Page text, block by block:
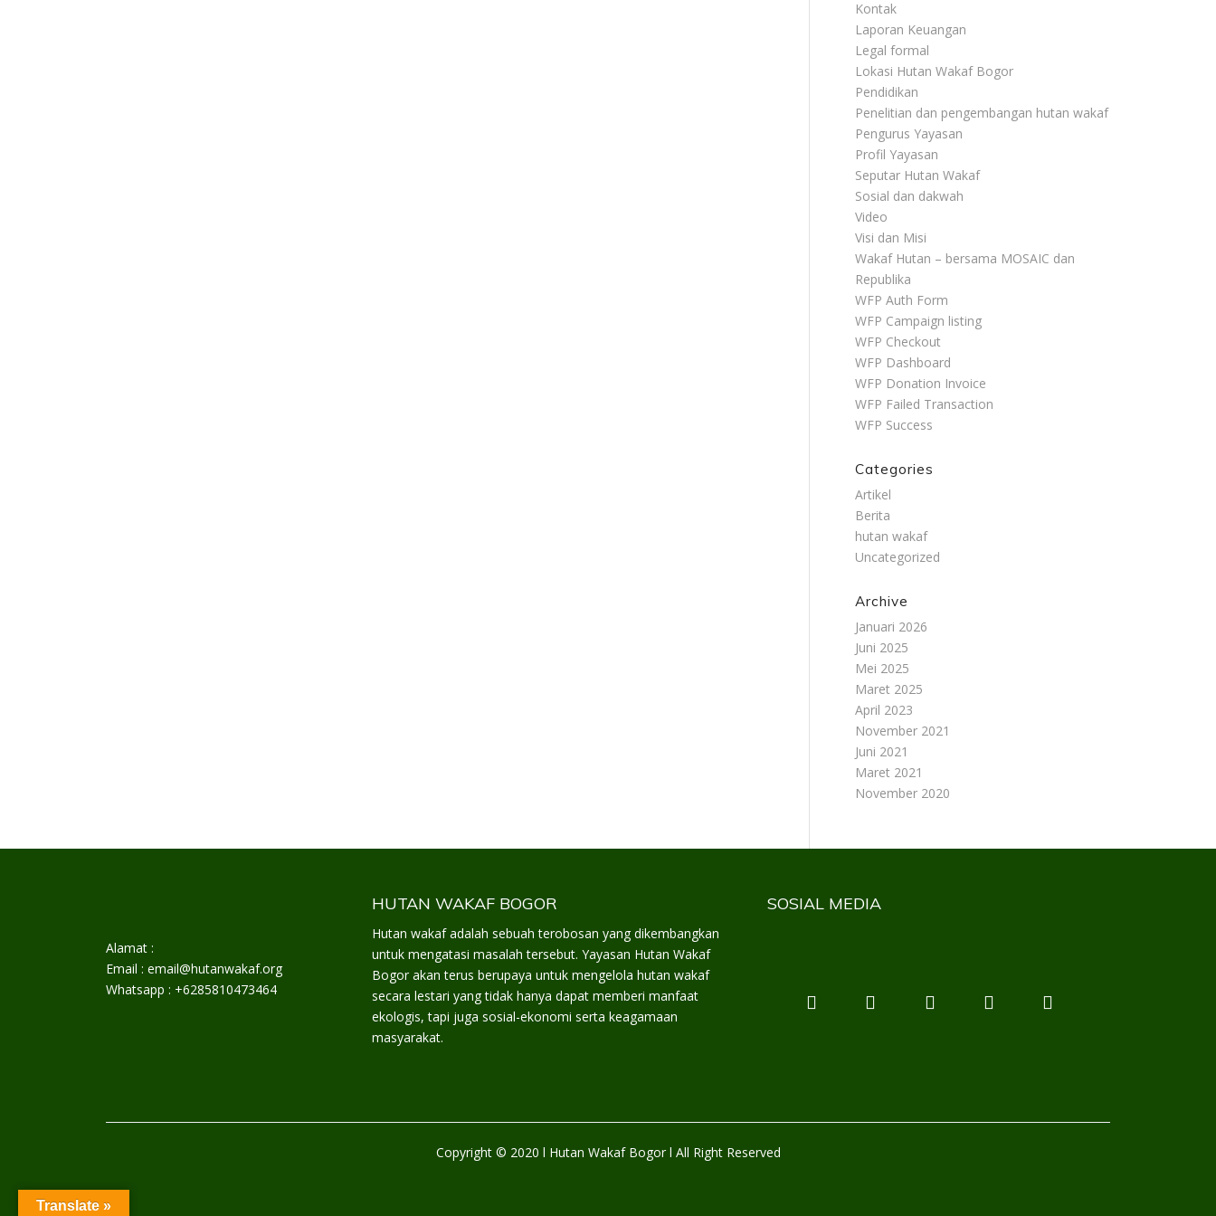
Kontak
Laporan Keuangan
Legal formal
Lokasi Hutan Wakaf Bogor
Pendidikan
Penelitian dan pengembangan hutan wakaf
Pengurus Yayasan
Profil Yayasan
Seputar Hutan Wakaf
Sosial dan dakwah
Video
Visi dan Misi
Wakaf Hutan – bersama MOSAIC dan
Republika
WFP Auth Form
WFP Campaign listing
WFP Checkout
WFP Dashboard
WFP Donation Invoice
WFP Failed Transaction
WFP Success
Categories
Artikel
Berita
hutan wakaf
Uncategorized
Archive
Januari 2026
Juni 2025
Mei 2025
Maret 2025
April 2023
November 2021
Juni 2021
Maret 2021
November 2020
Alamat :
Email : email@hutanwakaf.org
Whatsapp : +6285810473464
HUTAN WAKAF BOGOR
Hutan wakaf adalah sebuah terobosan yang dikembangkan
untuk mengatasi masalah tersebut. Yayasan Hutan Wakaf
Bogor akan terus berupaya untuk mengelola hutan wakaf
secara lestari yang tidak hanya dapat memberi manfaat
ekologis, tapi juga sosial-ekonomi serta keagamaan
masyarakat.
SOSIAL MEDIA
Copyright © 2020 l Hutan Wakaf Bogor l All Right Reserved
Translate »